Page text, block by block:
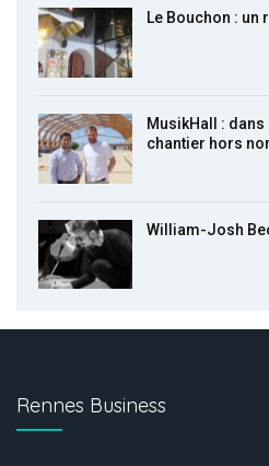
Le Bouchon :
MusikHall :
chantier hors
William-Josh
Rennes Business